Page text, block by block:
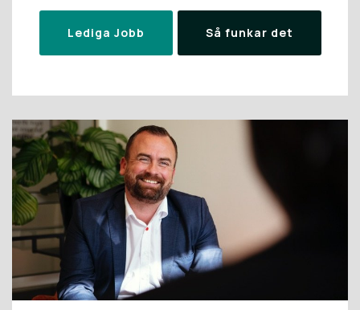
Lediga Jobb Så funkar det